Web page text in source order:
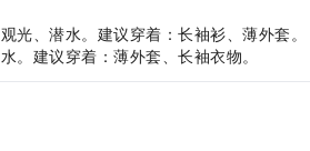
、潜水。建议穿着：长袖衫、薄外套。
。建议穿着：薄外套、长袖衣物。